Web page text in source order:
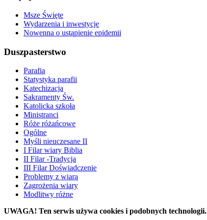
Msze Święte
Wydarzenia i inwestycje
Nowenna o ustąpienie epidemii
Duszpasterstwo
Parafia
Statystyka parafii
Katechizacja
Sakramenty Św.
Katolicka szkoła
Ministranci
Róże różańcowe
Ogólne
Myśli nieuczesane II
I Filar wiary Biblia
II Filar -Tradycja
III Filar Doświadczenie
Problemy z wiarą
Zagrożenia wiary
Modlitwy różne
UWAGA! Ten serwis używa cookies i podobnych technologii.